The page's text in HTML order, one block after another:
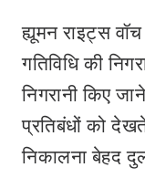
ह्यूमन राइट्स
गतिविधि की
निगरानी किए
प्रतिबंधों को
निकालना बेहद